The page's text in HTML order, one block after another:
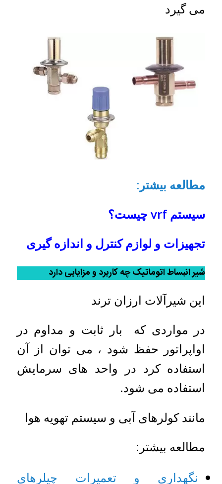
می گیرد
مطالعه بیشتر :
سیستمvrf
چیست؟
تجهیزات و لوازم کنترل و اندازه گیری
شیر انبساط اتوماتیک چه کاربرد و مزایایی دارد
این شیرآلات ارزان ترند
در مواردی که بار ثابت و مداوم در
اواپراتور حفظ شود ، می توان از آن
استفاده کرد در واحد های سرمایش
استفاده می شود.
مانند کولرهای آبی و سیستم تهویه هوا
مطالعه بیشتر:
نگهداری و تعمیرات چیلرهای